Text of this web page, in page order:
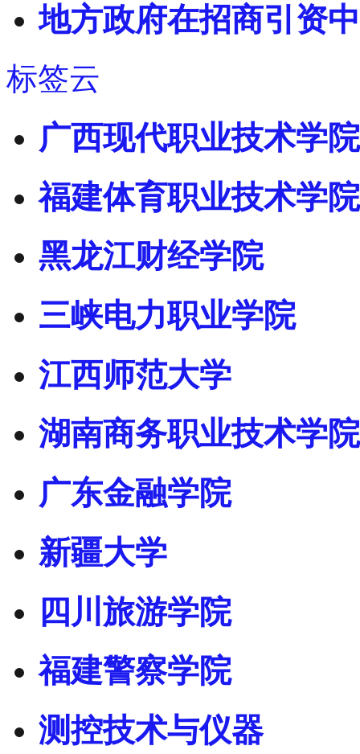
地方政府在招商引资
标签云
广西现代职业技术学院
福建体育职业技术学院
黑龙江财经学院
三峡电力职业学院
江西师范大学
湖南商务职业技术学院
广东金融学院
新疆大学
四川旅游学院
福建警察学院
测控技术与仪器